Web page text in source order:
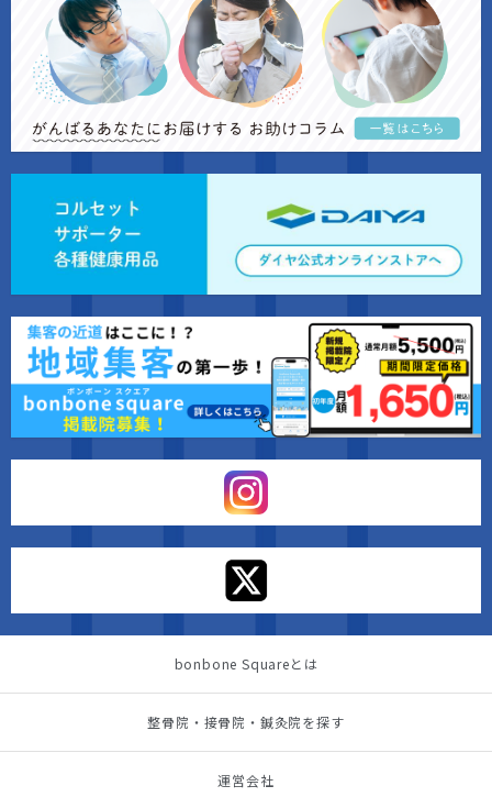
bonbone Squareとは
整骨院・接骨院・鍼灸院を探す
運営会社